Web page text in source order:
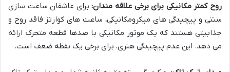
روح کمتر مکانیکی برای برخی علاقه مندان:برای عاشقان ساعت سازی
سنتی و پیچیدگی های میکرومکانیکی، ساعت های کوارتز فاقد روح و
جذابیتی هستند که یک موتور مکانیکی با صدها قطعه متحرک ارائه
می دهد. این عدم پیچیدگی هنری، برای برخی یک نقطه ضعف است.